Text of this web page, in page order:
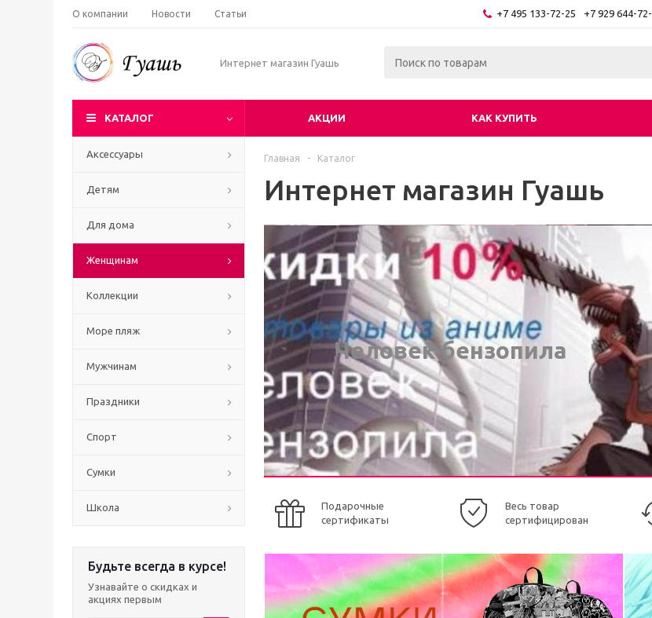
О компании Новости Статьи +7 495 133-72-25 +7 929 644-
Интернет магазин Гуашь
КАТАЛОГ АКЦИИ КАК КУПИТЬ
Аксессуары
Детям
Для дома
Женщинам
Коллекции
Море пляж
Мужчинам
Праздники
Спорт
Сумки
Школа
Будьте всегда в курсе!
Узнавайте о скидках и
акциях первым
Главная - Каталог
Интернет магазин Гуашь
Человек бензопила
Подарочные
сертификаты
Весь товар
сертифицирован